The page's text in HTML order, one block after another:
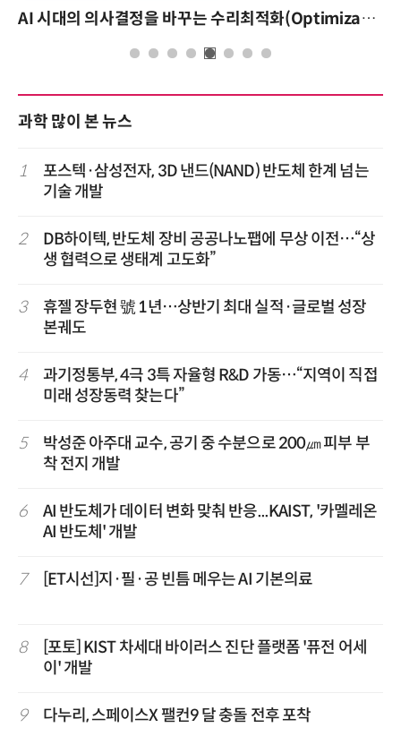
AI 시대의 의사결정을 바꾸는 수리최적화(Optimization): 실제 산업 적용 사례와 활용 전략
과학 많이 본 뉴스
1
포스텍·삼성전자, 3D 낸드(NAND) 반도체 한계 넘는
기술 개발
2
DB하이텍, 반도체 장비 공공나노팹에 무상 이전…“상
생 협력으로 생태계 고도화”
3
휴젤 장두현 號 1년…상반기 최대 실적·글로벌 성장
본궤도
4
과기정통부, 4극 3특 자율형 R&D 가동…“지역이 직접
미래 성장동력 찾는다”
5
박성준 아주대 교수, 공기 중 수분으로 200㎛ 피부 부
착 전지 개발
6
AI 반도체가 데이터 변화 맞춰 반응...KAIST, '카멜레온
AI 반도체' 개발
7 [ET시선]지·필·공 빈틈 메우는 AI 기본의료
8
[포토] KIST 차세대 바이러스 진단 플랫폼 '퓨전 어세
이' 개발
9 다누리, 스페이스X 팰컨9 달 충돌 전후 포착